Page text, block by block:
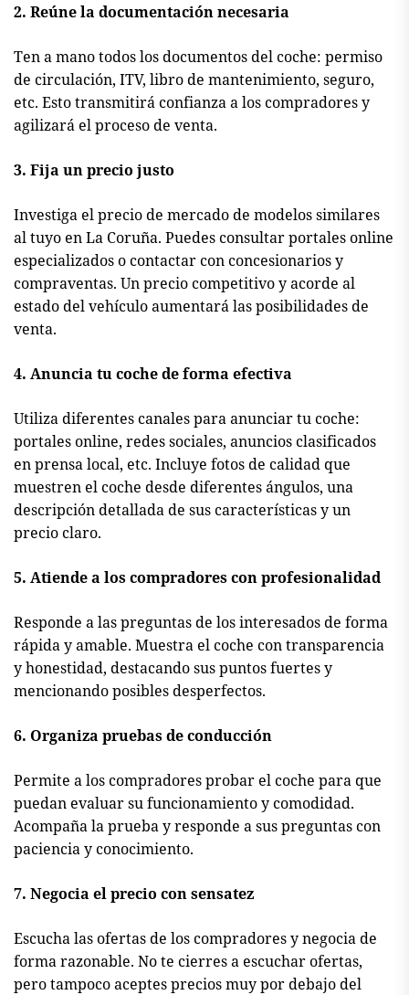
2. Reúne la documentación necesaria
Ten a mano todos los documentos del coche: permiso
de circulación, ITV, libro de mantenimiento, seguro,
etc. Esto transmitirá confianza a los compradores y
agilizará el proceso de venta.
3. Fija un precio justo
Investiga el precio de mercado de modelos similares
al tuyo en La Coruña. Puedes consultar portales online
especializados o contactar con concesionarios y
compraventas. Un precio competitivo y acorde al
estado del vehículo aumentará las posibilidades de
venta.
4. Anuncia tu coche de forma efectiva
Utiliza diferentes canales para anunciar tu coche:
portales online, redes sociales, anuncios clasificados
en prensa local, etc. Incluye fotos de calidad que
muestren el coche desde diferentes ángulos, una
descripción detallada de sus características y un
precio claro.
5. Atiende a los compradores con profesionalidad
Responde a las preguntas de los interesados de forma
rápida y amable. Muestra el coche con transparencia
y honestidad, destacando sus puntos fuertes y
mencionando posibles desperfectos.
6. Organiza pruebas de conducción
Permite a los compradores probar el coche para que
puedan evaluar su funcionamiento y comodidad.
Acompaña la prueba y responde a sus preguntas con
paciencia y conocimiento.
7. Negocia el precio con sensatez
Escucha las ofertas de los compradores y negocia de
forma razonable. No te cierres a escuchar ofertas,
pero tampoco aceptes precios muy por debajo del